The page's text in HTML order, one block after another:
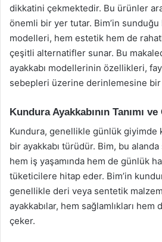
dikkatini çekmektedir. Bu ürünler
önemli bir yer tutar. Bim’in sunduğu
modelleri, hem estetik hem de
çeşitli alternatifler sunar. Bu
ayakkabı modellerinin özellikleri,
sebepleri üzerine derinlemesine bir
Kundura Ayakkabının Tanımı
Kundura, genellikle günlük giyimde
bir ayakkabı türüdür. Bim, bu
hem iş yaşamında hem de günlük
tüketicilere hitap eder. Bim’in
genellikle deri veya sentetik
ayakkabılar, hem sağlamlıkları hem
çeker.